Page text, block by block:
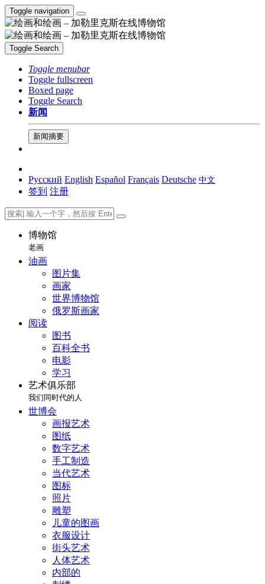
Toggle navigation
Toggle Search
Toggle menubar
Toggle fullscreen
Boxed page
Toggle Search
新闻
新闻摘要
Русский English Español Français Deutsche 中文
签到 注册
博物馆
老画
油画
图片集
画家
世界博物馆
俄罗斯画家
阅读
图书
百科全书
电影
学习
艺术俱乐部
我们同时代的人
世博会
画报艺术
图纸
数字艺术
手工制造
当代艺术
图标
照片
雕塑
儿童的图画
衣服设计
街头艺术
人体艺术
内部的